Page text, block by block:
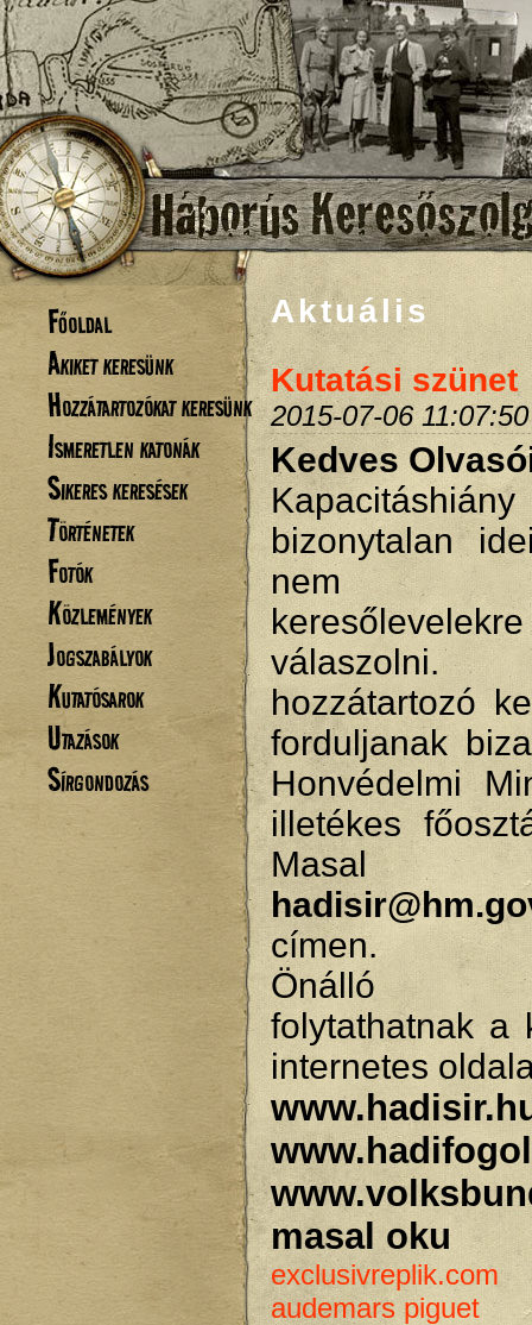
Főoldal
Akiket keresünk
Hozzátartozókat keresünk
Ismeretlen katonák
Sikeres keresések
Történetek
Fotók
Közlemények
Jogszabályok
Kutatósarok
Utazások
Sírgondozás
Aktuális
Kutatási szünet
2015-07-06 11:07:50
Kedves
bizonytalan
nem
keresőlevelekre
válaszolni.
hozzátartozó
forduljanak
Honvédelmi
illetékes
Masal
címen.
Önálló
folytathatnak a
internetes
masal oku
exclusivreplik.com
audemars piguet